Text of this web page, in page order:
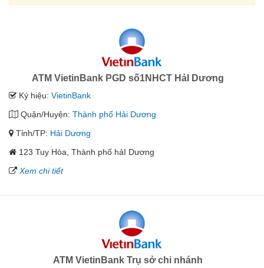
ATM VietinBank PGD số1NHCT HảI Dương
Ký hiệu: VietinBank
Quận/Huyện: Thành phố Hải Dương
Tỉnh/TP: Hải Dương
123 Tuy Hòa, Thành phố hảI Dương
Xem chi tiết
ATM VietinBank Trụ sở chi nhánh